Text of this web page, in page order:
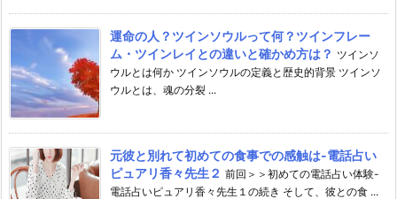
運命の人？ツインソウルって何？ツインフレー
ム・ツインレイとの違いと確かめ方は？ ツインソ
ウルとは何か ツインソウルの定義と歴史的背景 ツインソ
ウルとは、魂の分裂 ...
元彼と別れて初めての食事での感触は-電話占い
ピュアリ香々先生２ 前回＞＞初めての電話占い体験-
電話占いピュアリ香々先生１の続き そして、彼との食 ...